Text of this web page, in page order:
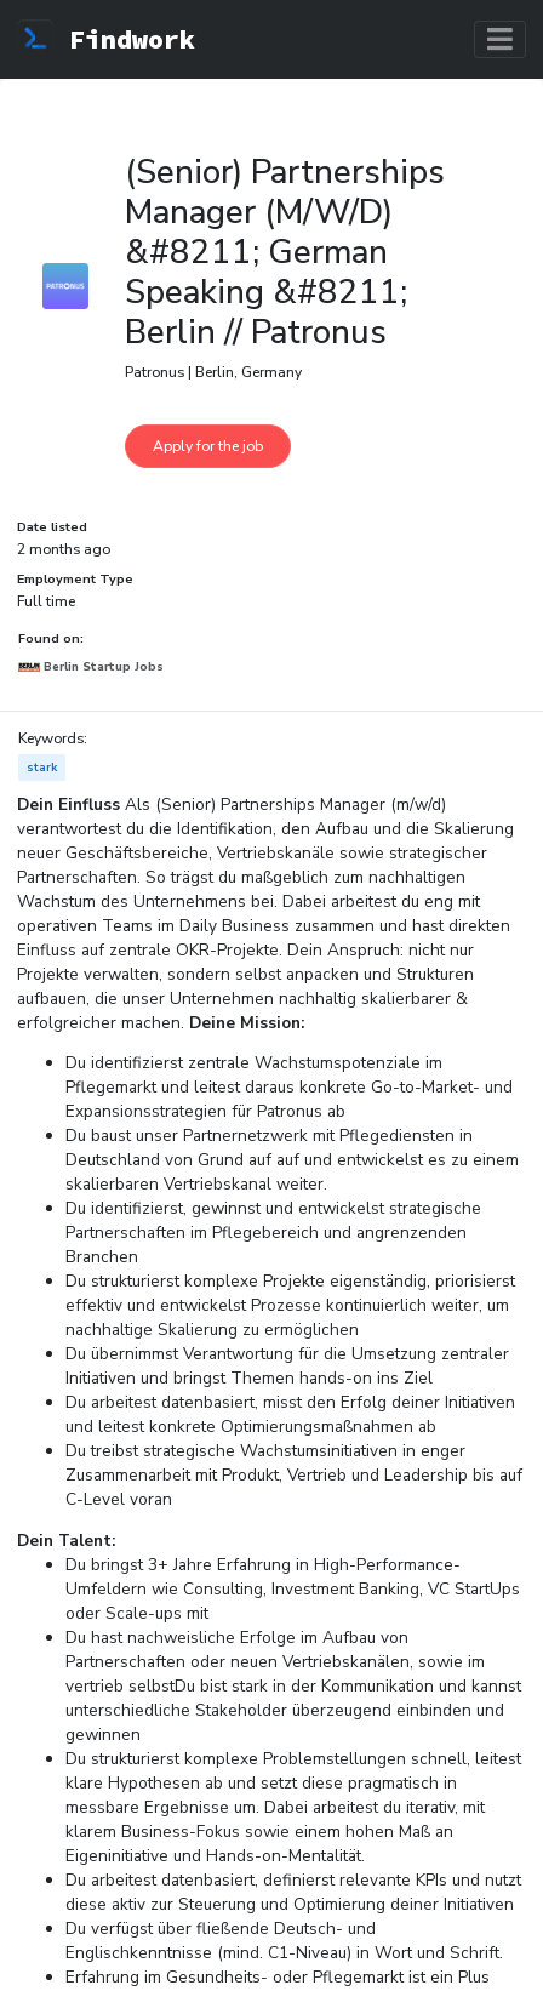
Findwork
(Senior) Partnerships
Manager (M/W/D)
&#8211; German
Speaking &#8211;
Berlin // Patronus
Patronus | Berlin, Germany
Date listed
2 months ago
Employment Type
Full time
Found on:
Berlin Startup Jobs
Keywords:
stark
Dein EinflussAls (Senior) Partnerships Manager (m/w/d)
verantwortest du die Identifikation, den Aufbau und die Skalierung
neuer Geschäftsbereiche, Vertriebskanäle sowie strategischer
Partnerschaften. So trägst du maßgeblich zum nachhaltigen
Wachstum des Unternehmens bei. Dabei arbeitest du eng mit
operativen Teams im Daily Business zusammen und hast direkten
Einfluss auf zentrale OKR-Projekte. Dein Anspruch: nicht nur
Projekte verwalten, sondern selbst anpacken und Strukturen
aufbauen, die unser Unternehmen nachhaltig skalierbarer &
erfolgreicher machen. Deine Mission:
Du identifizierst zentrale Wachstumspotenziale im
Pflegemarkt und leitest daraus konkrete Go-to-Market- und
Expansionsstrategien für Patronus ab
Du baust unser Partnernetzwerk mit Pflegediensten in
Deutschland von Grund auf auf und entwickelst es zu einem
skalierbaren Vertriebskanal weiter.
Du identifizierst, gewinnst und entwickelst strategische
Partnerschaften im Pflegebereich und angrenzenden
Branchen
Du strukturierst komplexe Projekte eigenständig, priorisierst
effektiv und entwickelst Prozesse kontinuierlich weiter, um
nachhaltige Skalierung zu ermöglichen
Du übernimmst Verantwortung für die Umsetzung zentraler
Initiativen und bringst Themen hands-on ins Ziel
Du arbeitest datenbasiert, misst den Erfolg deiner Initiativen
und leitest konkrete Optimierungsmaßnahmen ab
Du treibst strategische Wachstumsinitiativen in enger
Zusammenarbeit mit Produkt, Vertrieb und Leadership bis auf
C-Level voran
Dein Talent:
Du bringst 3+ Jahre Erfahrung in High-Performance-
Umfeldern wie Consulting, Investment Banking, VC StartUps
oder Scale-ups mit
Du hast nachweisliche Erfolge im Aufbau von
Partnerschaften oder neuen Vertriebskanälen, sowie im
vertrieb selbstDu bist stark in der Kommunikation und kannst
unterschiedliche Stakeholder überzeugend einbinden und
gewinnen
Du strukturierst komplexe Problemstellungen schnell, leitest
klare Hypothesen ab und setzt diese pragmatisch in
messbare Ergebnisse um. Dabei arbeitest du iterativ, mit
klarem Business-Fokus sowie einem hohen Maß an
Eigeninitiative und Hands-on-Mentalität.
Du arbeitest datenbasiert, definierst relevante KPIs und nutzt
diese aktiv zur Steuerung und Optimierung deiner Initiativen
Du verfügst über fließende Deutsch- und
Englischkenntnisse (mind. C1-Niveau) in Wort und Schrift.
Erfahrung im Gesundheits- oder Pflegemarkt ist ein Plus